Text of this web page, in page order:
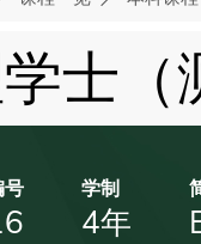
士（
号 学制
4年